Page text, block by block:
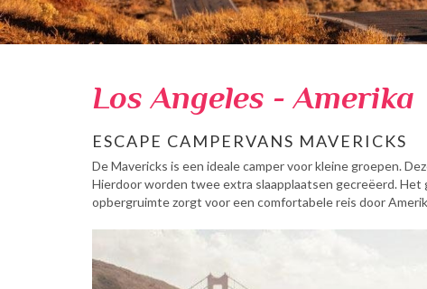
Los Angeles - Amerika
ESCAPE CAMPERVANS MAVERICKS
De Mavericks is een ideale camper voor kleine groepen.
Hierdoor worden twee extra slaapplaatsen gecreëerd.
opbergruimte zorgt voor een comfortabele reis door